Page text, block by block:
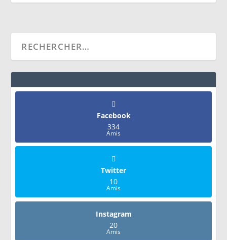
Facebook
334
Amis
Twitter
10
Amis
Instagram
20
Amis